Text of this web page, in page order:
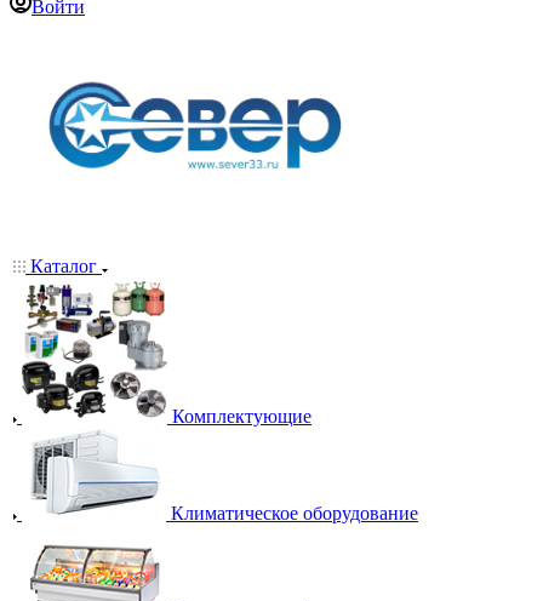
Войти
Каталог
Комплектующие
Климатическое оборудование